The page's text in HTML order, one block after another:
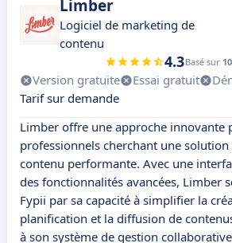
Limber
Logiciel de marketing de
contenu
4.3Basé sur
Version gratuite Essai gratuit
Tarif sur demande
Limber offre une approche innovante
professionnels cherchant une
contenu performante. Avec une
des fonctionnalités avancées, Limber
Fypii par sa capacité à simplifier la
planification et la diffusion de
à son système de gestion